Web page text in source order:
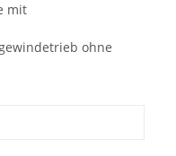
mit
ohne